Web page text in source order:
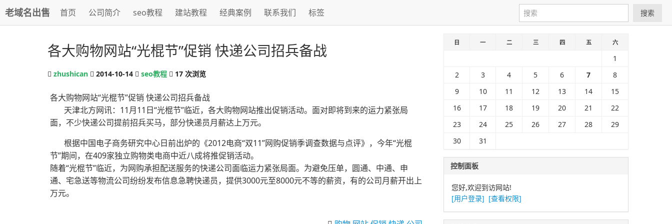
老域名出售 首页 公司简介 seo教程 建站教程 经典案例 联系我们 标签 搜索
各大购物网站“光棍节”促销 快递公司招兵备战
zhushican 2014-10-14 seo教程 17 次浏览
各大购物网站“光棍节”促销 快递公司招兵备战
天津北方网讯：11月11日“光棍节”临近，各大购物网站推出促销活动。面对即将到来的运力紧张局
面，不少快递公司提前招兵买马，部分快递员月薪达上万元。
根据中国电子商务研究中心日前出炉的《2012电商“双11”网购促销季调查数据与点评》，今年“光棍
节”期间，在409家独立购物类电商中近八成将推促销活动。
随着“光棍节”临近，为网购承担配送服务的快递公司面临运力紧张局面。为避免压单，圆通、中通、申
通、宅急送等物流公司纷纷发布信息急聘快递员，提供3000元至8000元不等的薪资，有的公司月薪开出上
万元。
日 一 二 三 四 五 六
1
2
3 4 5 6 7
8
9
10 11 12 13 14
15
16
17 18 19 20 21
22
23
24 25 26 27 28
29
30
31
控制面板
您好,欢迎到访网站!
[用户登录] [查看权限]